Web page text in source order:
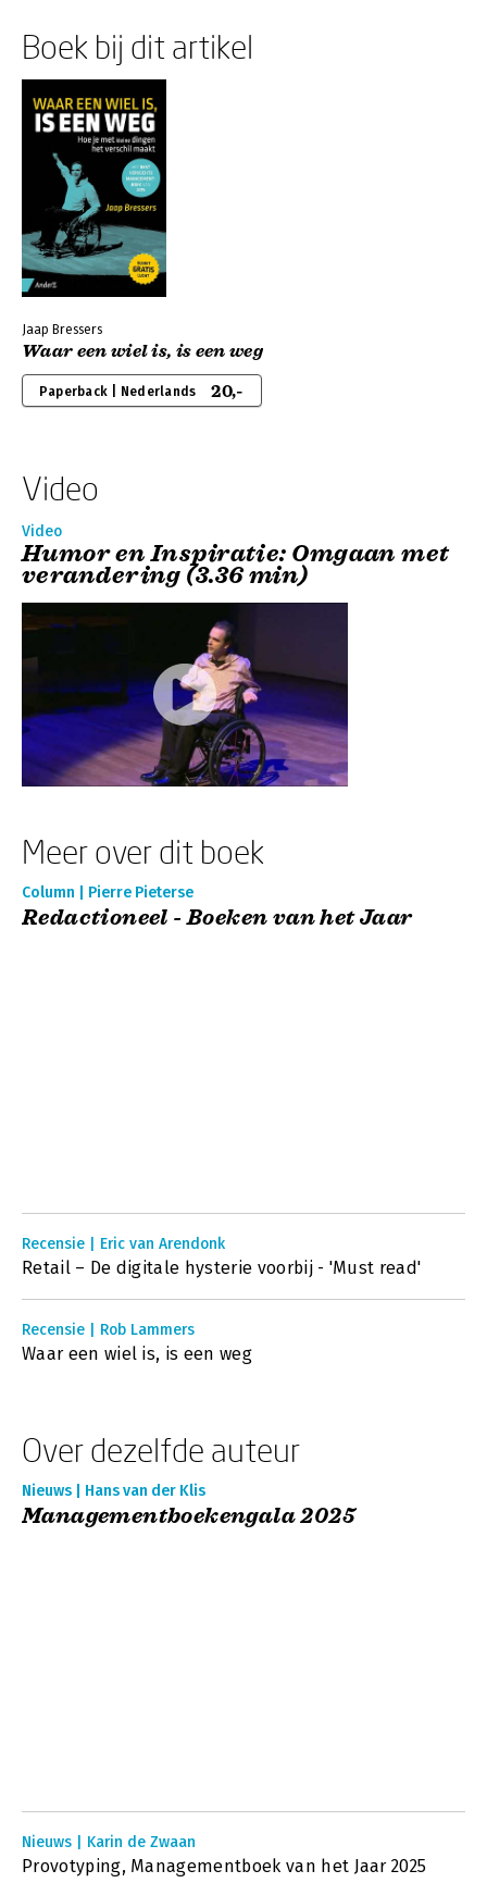
Boek bij dit artikel
Jaap Bressers
Waar een wiel is, is een weg
Paperback | Nederlands 20,-
Video
Video
Humor en Inspiratie: Omgaan met
verandering (3.36 min)
Meer over dit boek
Column | Pierre Pieterse
Redactioneel - Boeken van het Jaar
Recensie | Eric van Arendonk
Retail – De digitale hysterie voorbij - 'Must read'
Recensie | Rob Lammers
Waar een wiel is, is een weg
Over dezelfde auteur
Nieuws | Hans van der Klis
Managementboekengala 2025
Nieuws | Karin de Zwaan
Provotyping, Managementboek van het Jaar 2025